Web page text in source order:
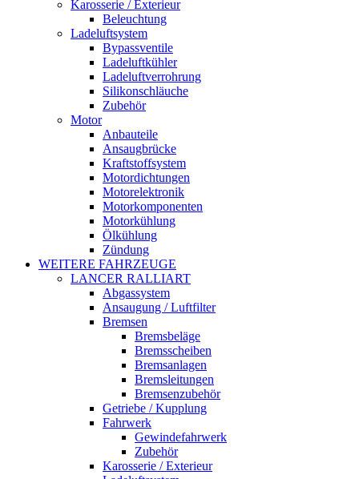
Karosserie / Exterieur
Beleuchtung
Ladeluftsystem
Bypassventile
Ladeluftkühler
Ladeluftverrohrung
Silikonschläuche
Zubehör
Motor
Anbauteile
Ansaugbrücke
Kraftstoffsystem
Motordichtungen
Motorelektronik
Motorkomponenten
Motorkühlung
Ölkühlung
Zündung
WEITERE FAHRZEUGE
LANCER RALLIART
Abgassystem
Ansaugung / Luftfilter
Bremsen
Bremsbeläge
Bremsscheiben
Bremsanlagen
Bremsleitungen
Bremsenzubehör
Getriebe / Kupplung
Fahrwerk
Gewindefahrwerk
Zubehör
Karosserie / Exterieur